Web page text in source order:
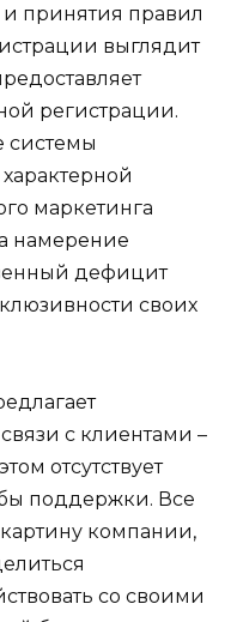
и принятия правил
выглядит
регистрации.
системы
маркетинга
намерение
дефицит
своих
с клиентами –
отсутствует
поддержки. Все
картину компании,
со своими